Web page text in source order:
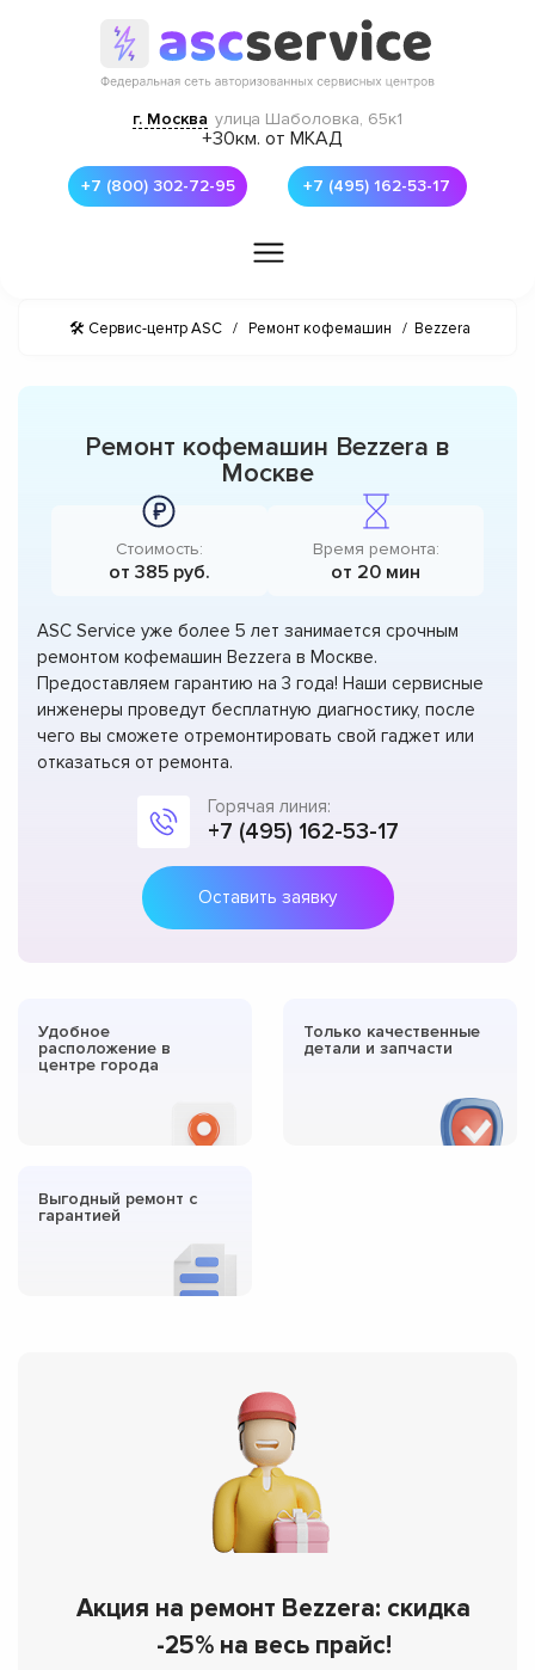
г. Москва улица Шаболовка, 65к1
+30км. от МКАД
+7 (800) 302-72-95 +7 (495) 162-53-17
🛠 Сервис-центр ASC / Ремонт кофемашин / Bezzera
Ремонт кофемашин Bezzera в
Москве
Стоимость:
от 385 руб.
Время ремонта:
от 20 мин
ASC Service уже более 5 лет занимается срочным
ремонтом кофемашин Bezzera в Москве.
Предоставляем гарантию на 3 года! Наши сервисные
инженеры проведут бесплатную диагностику, после
чего вы сможете отремонтировать свой гаджет или
отказаться от ремонта.
Горячая линия:
+7 (495) 162-53-17
Оставить заявку
Удобное
расположение в
центре города
Только качественные
детали и запчасти
Выгодный ремонт с
гарантией
Акция на ремонт Bezzera: скидка
-25% на весь прайс!